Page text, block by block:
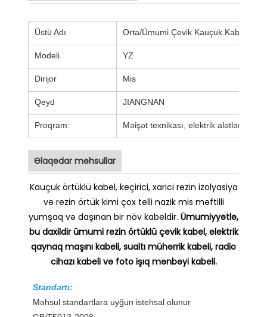
Üstü Adı Orta/Ümumi Çevik Kauçuk Kabel
Modeli YZ
Dirijor Mis
Qeyd JIANGNAN
Proqram: Məişət texnikası, elektrik alətləri və
Əlaqədar məhsullar
Kauçuk örtüklü kabel, keçirici, xarici rezin izolyasiya
və rezin örtük kimi çox telli nazik mis məftilli
yumşaq və daşınan bir növ kabeldir. Ümumiyyətlə,
bu daxildirümumi rezin örtüklü çevik kabel, elektrik
qaynaq maşını kabeli, sualtı mühərrik kabeli, radio
cihazı kabeli və foto işıq mənbəyi kabeli.
Standartı:
Məhsul standartlara uyğun istehsal olunur